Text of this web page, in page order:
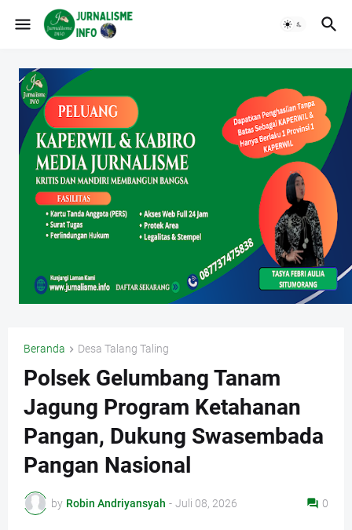
Beranda Desa Talang Taling
Polsek Gelumbang Tanam
Jagung Program Ketahanan
Pangan, Dukung Swasembada
Pangan Nasional
by Robin Andriyansyah - Juli 08, 2026 0